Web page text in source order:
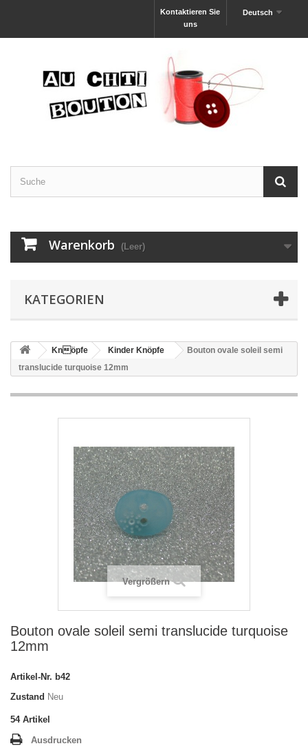
Deutsch
Kontaktieren Sie
uns
Warenkorb (Leer)
KATEGORIEN
Knöpfe Kinder Knöpfe
Bouton ovale soleil semi
translucide turquoise 12mm
Vergrößern
Bouton ovale soleil semi translucide turquoise
12mm
Artikel-Nr. b42
Zustand Neu
54 Artikel
Ausdrucken